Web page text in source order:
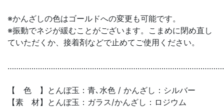
※かんざしの色はゴールドへの変更も可能です。
※振動でネジが緩むことがございます。こまめに閉め直し
ていただくか、接着剤などで止めてご使用ください。
【 色 】とんぼ玉：青､水色 / かんざし：シルバー
【素 材】とんぼ玉：ガラス/かんざし：ロジウム